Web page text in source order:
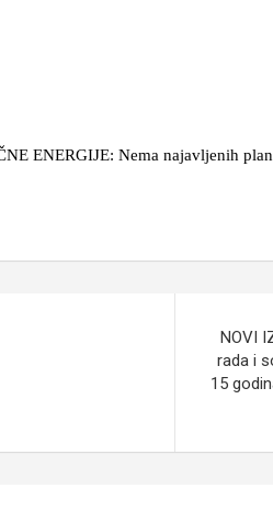
ENERGIJE: Nema najavljenih
NOVI
rada i
15